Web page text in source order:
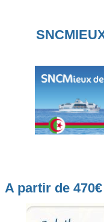
A partir de